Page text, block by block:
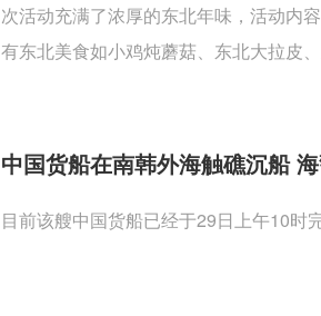
次活动充满了浓厚的东北年味，活动内
有东北美食如小鸡炖蘑菇、东北大拉皮
中国货船在南韩外海触礁沉船
目前该艘中国货船已经于29日上午10时